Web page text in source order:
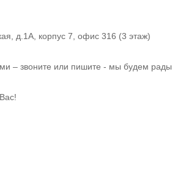
д.1А, корпус 7, офис 316 (3 этаж)
– звоните или пишите - мы будем рады